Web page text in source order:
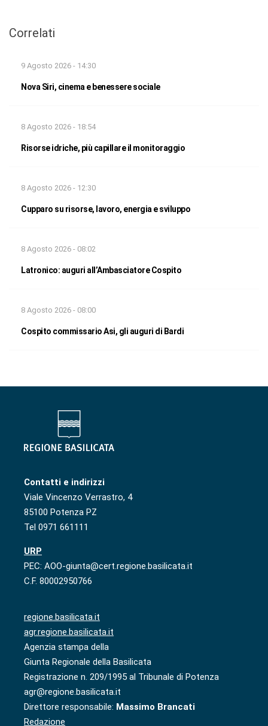
Correlati
9 Agosto 2026 - 14:30
Nova Siri, cinema e benessere sociale
8 Agosto 2026 - 18:54
Risorse idriche, più capillare il monitoraggio
8 Agosto 2026 - 12:30
Cupparo su risorse, lavoro, energia e sviluppo
8 Agosto 2026 - 08:02
Latronico: auguri all’Ambasciatore Cospito
8 Agosto 2026 - 08:00
Cospito commissario Asi, gli auguri di Bardi
Contatti e indirizzi
Viale Vincenzo Verrastro, 4
85100 Potenza PZ
Tel 0971 661111
URP
PEC: AOO-giunta@cert.regione.basilicata.it
C.F. 80002950766
regione.basilicata.it
agr.regione.basilicata.it
Agenzia stampa della
Giunta Regionale della Basilicata
Registrazione n. 209/1995 al Tribunale di Potenza
agr@regione.basilicata.it
Direttore responsabile: Massimo Brancati
Redazione